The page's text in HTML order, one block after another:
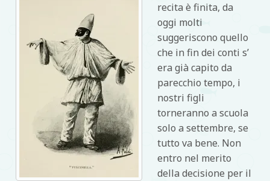
recita è finita, da
oggi molti
suggeriscono quello
che in fin dei conti s’
era già capito da
parecchio tempo, i
nostri figli
torneranno a scuola
solo a settembre, se
tutto va bene. Non
entro nel merito
della decisione per il